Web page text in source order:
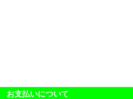
お支払いについて